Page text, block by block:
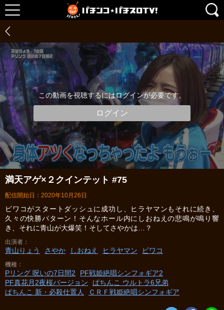
この動画を視聴するにはログインが必要です。
ログイン
満天アゲ×２クインテット #75
配信開始日：2020年10月26日
ビワコがスタートダッシュに成功し、ヒラヤマンもそれに続き、
久々の快勝パターン！そんなホール内にしおねえの悲鳴が鳴り響
き、それに青山が大爆笑！そしてさやかは…？
出演者
青山りょう さやか しおねえ ヒラヤマン ビワコ
機種
Pリング 呪いの7日間2
PF戦姫絶唱シンフォギア2
PF真花月2夜桜バージョン
ぱちんこ ウルトラ6兄弟
ぱちんこ 新・必殺仕置人
ＣＲＦ戦姫絶唱シンフォギア